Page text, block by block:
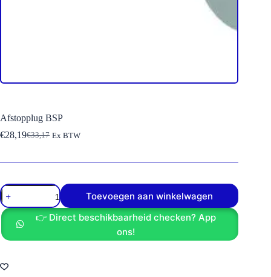
Afstopplug BSP
€33,17
Oorspronkelijke
was:
€28,19Huidige
is:
Ex BTW
Afstopplug
BSP
aantal
Toevoegen aan winkelwagen
👉 Direct beschikbaarheid checken? App
ons!